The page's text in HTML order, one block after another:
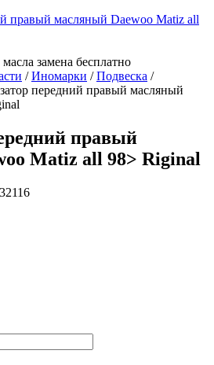
замена бесплатно
/Иномарки /Подвеска /
передний правый масляный
правый
Matiz all 98> Riginal